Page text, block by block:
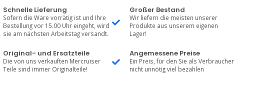
Schnelle Lieferung
Sofern die Ware vorrätig ist und Ihre
Bestellung vor 15.00 Uhr eingeht, wird
sie am nächsten Arbeitstag versandt.
Großer Bestand
Wir liefern die meisten unserer
Produkte aus unserem eigenen
Lager!
Original- und Ersatzteile
Die von uns verkauften Mercruiser
Teile sind immer Originalteile!
Angemessene Preise
Ein Preis, für den Sie als Verbraucher
nicht unnötig viel bezahlen